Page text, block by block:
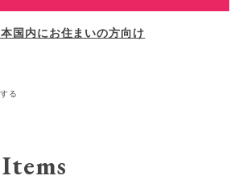
本国内にお住まいの方向け
る